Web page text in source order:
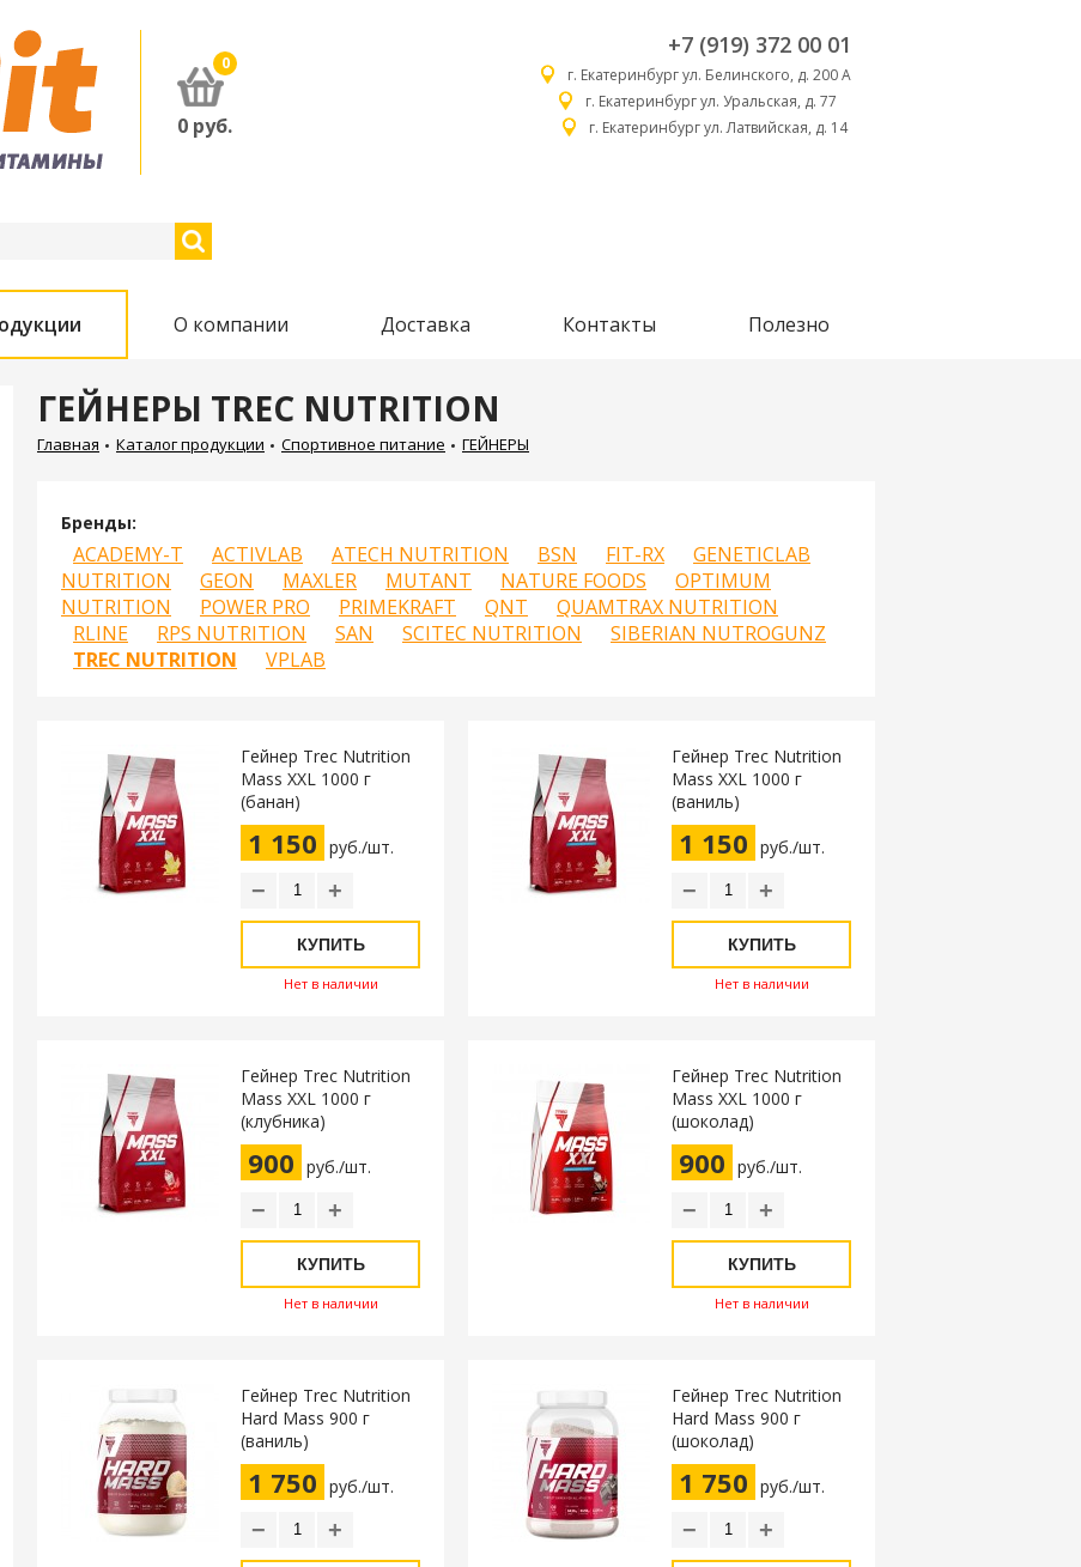
0
0 руб.
+7 (919) 372 00 01
г. Екатеринбург ул. Белинского, д. 200 А
г. Екатеринбург ул. Уральская, д. 77
г. Екатеринбург ул. Латвийская, д. 14
О компании Доставка Контакты Полезно
ГЕЙНЕРЫ TREC NUTRITION
Главная Каталог продукции Спортивное питание ГЕЙНЕРЫ
Бренды:
ACADEMY-T ACTIVLAB ATECH NUTRITION BSN FIT-RX
GENETICLAB
NUTRITION
GEON MAXLER MUTANT NATURE FOODS
OPTIMUM
NUTRITION
POWER PRO PRIMEKRAFT QNT
QUAMTRAX NUTRITION
RLINE
RPS NUTRITION SAN SCITEC NUTRITION
SIBERIAN NUTROGUNZ
TREC NUTRITION
VPLAB
Гейнер Trec Nutrition
Mass XXL 1000 г
(банан)
1 150 руб./шт.
− +
КУПИТЬ
Нет в наличии
Гейнер Trec Nutrition
Mass XXL 1000 г
(ваниль)
1 150 руб./шт.
− +
КУПИТЬ
Нет в наличии
Гейнер Trec Nutrition
Mass XXL 1000 г
(клубника)
900 руб./шт.
− +
КУПИТЬ
Нет в наличии
Гейнер Trec Nutrition
Mass XXL 1000 г
(шоколад)
900 руб./шт.
− +
КУПИТЬ
Нет в наличии
Гейнер Trec Nutrition
Hard Mass 900 г
(ваниль)
1 750 руб./шт.
− +
Гейнер Trec Nutrition
Hard Mass 900 г
(шоколад)
1 750 руб./шт.
− +